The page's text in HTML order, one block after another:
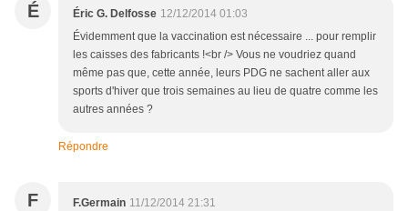
É Éric G. Delfosse 12/12/2014 01:03
Évidemment que la vaccination est nécessaire ... pour remplir
les caisses des fabricants !<br /> Vous ne voudriez quand
même pas que, cette année, leurs PDG ne sachent aller aux
sports d'hiver que trois semaines au lieu de quatre comme les
autres années ?
Répondre
F F.Germain 11/12/2014 21:31